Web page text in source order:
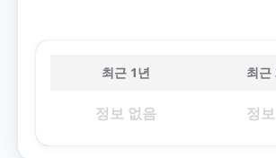
최근 1년 최근
정보 없음 정